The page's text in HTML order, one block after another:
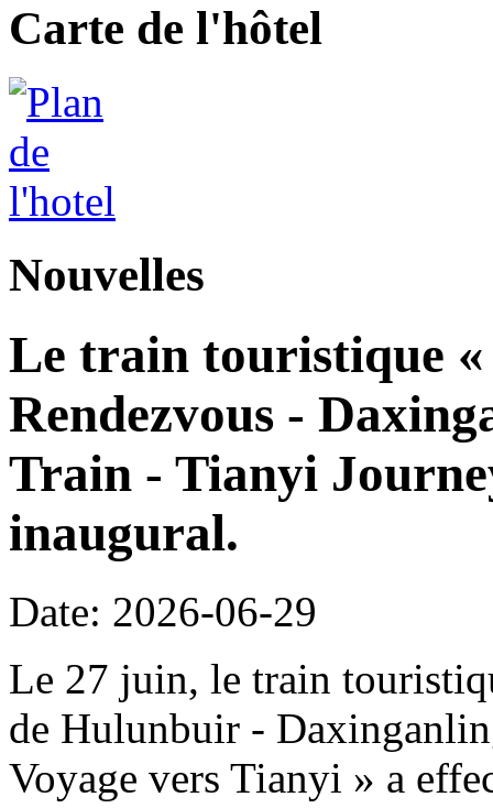
Carte de l'hôtel
Nouvelles
Le train touristique
Rendezvous -
Train - Tianyi
inaugural.
Date: 2026-06-29
Le 27 juin, le train
de Hulunbuir -
Voyage vers Tianyi » a